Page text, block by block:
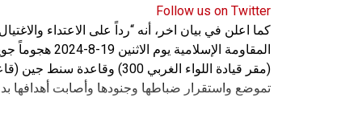
Follow us on Twitter
كما اعلن في بيان اخر، أنه “رداً على الاعتداء
المقاومة
(مقر قيادة اللواء الغربي
تموضع واستقرار ضباطها وجنودها وأصابت أهدافها